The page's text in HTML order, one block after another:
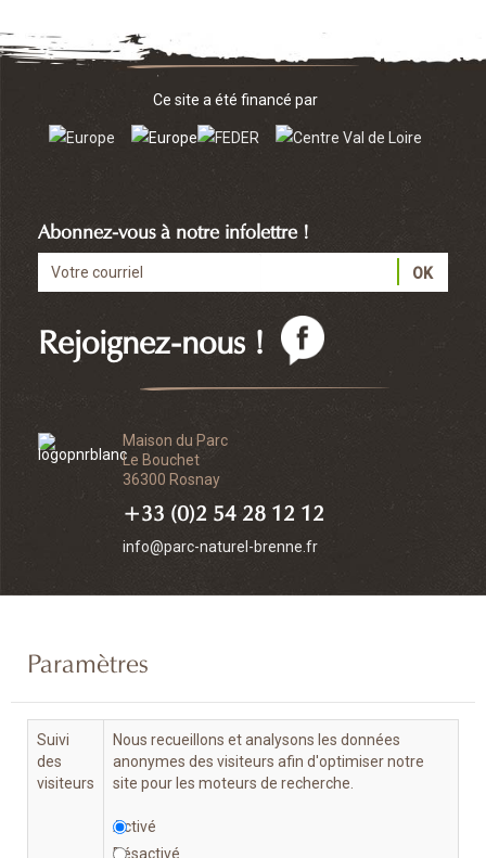
Maison du Parc
Le Bouchet
36300 Rosnay
+33 (0)2 54 28 12 12
info@parc-naturel-brenne.fr
Rejoignez-nous !
Abonnez-vous à notre infolettre !
Ce site a été financé par
Paramètres
Suivi
des
visiteurs
Nous recueillons et analysons les données
anonymes des visiteurs afin d'optimiser notre
site pour les moteurs de recherche.
Activé
Désactivé